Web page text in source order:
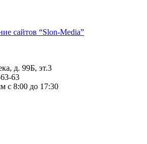
сайтов “Slon-Media”
д. 99Б, эт.3
63
с 8:00 до 17:30